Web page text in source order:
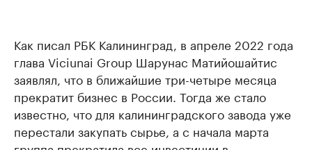
Как писал РБК Калининград, в апреле 2022 года
глава Viciunai Group Шарунас Матийошайтис
заявлял, что в ближайшие три-четыре месяца
прекратит бизнес в России. Тогда же стало
известно, что для калининградского завода уже
перестали закупать сырье, а с начала марта